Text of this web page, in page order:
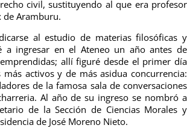
civil, sustituyendo al que era profesor
de Aramburu.
al estudio de materias filosóficas y
a ingresar en el Ateneo un año antes de
allí figuré desde el primer día
activos y de más asidua concurrencia:
de la famosa sala de conversaciones
Al año de su ingreso se nombró a
de la Sección de Ciencias Morales y
de José Moreno Nieto.